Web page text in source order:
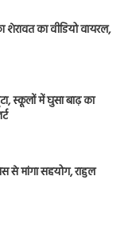
का वीडियो वायरल,
स्कूलों में घुसा बाढ़ का
से मांगा सहयोग, राहुल